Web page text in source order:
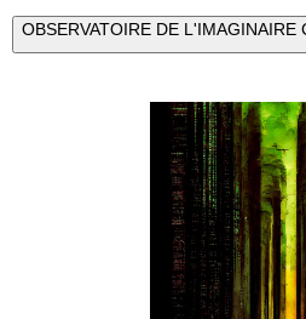
OBSERVATOIRE DE L'IMAGINAIRE